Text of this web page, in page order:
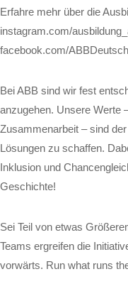
Erfahre mehr über die
instagram.com/
facebook.com/
Bei ABB sind wir fest
anzugehen. Unsere Werte
Zusammenarbeit – sind
Lösungen zu schaffen.
Inklusion und
Geschichte!
Sei Teil von etwas
Teams ergreifen die
vorwärts. Run what runs